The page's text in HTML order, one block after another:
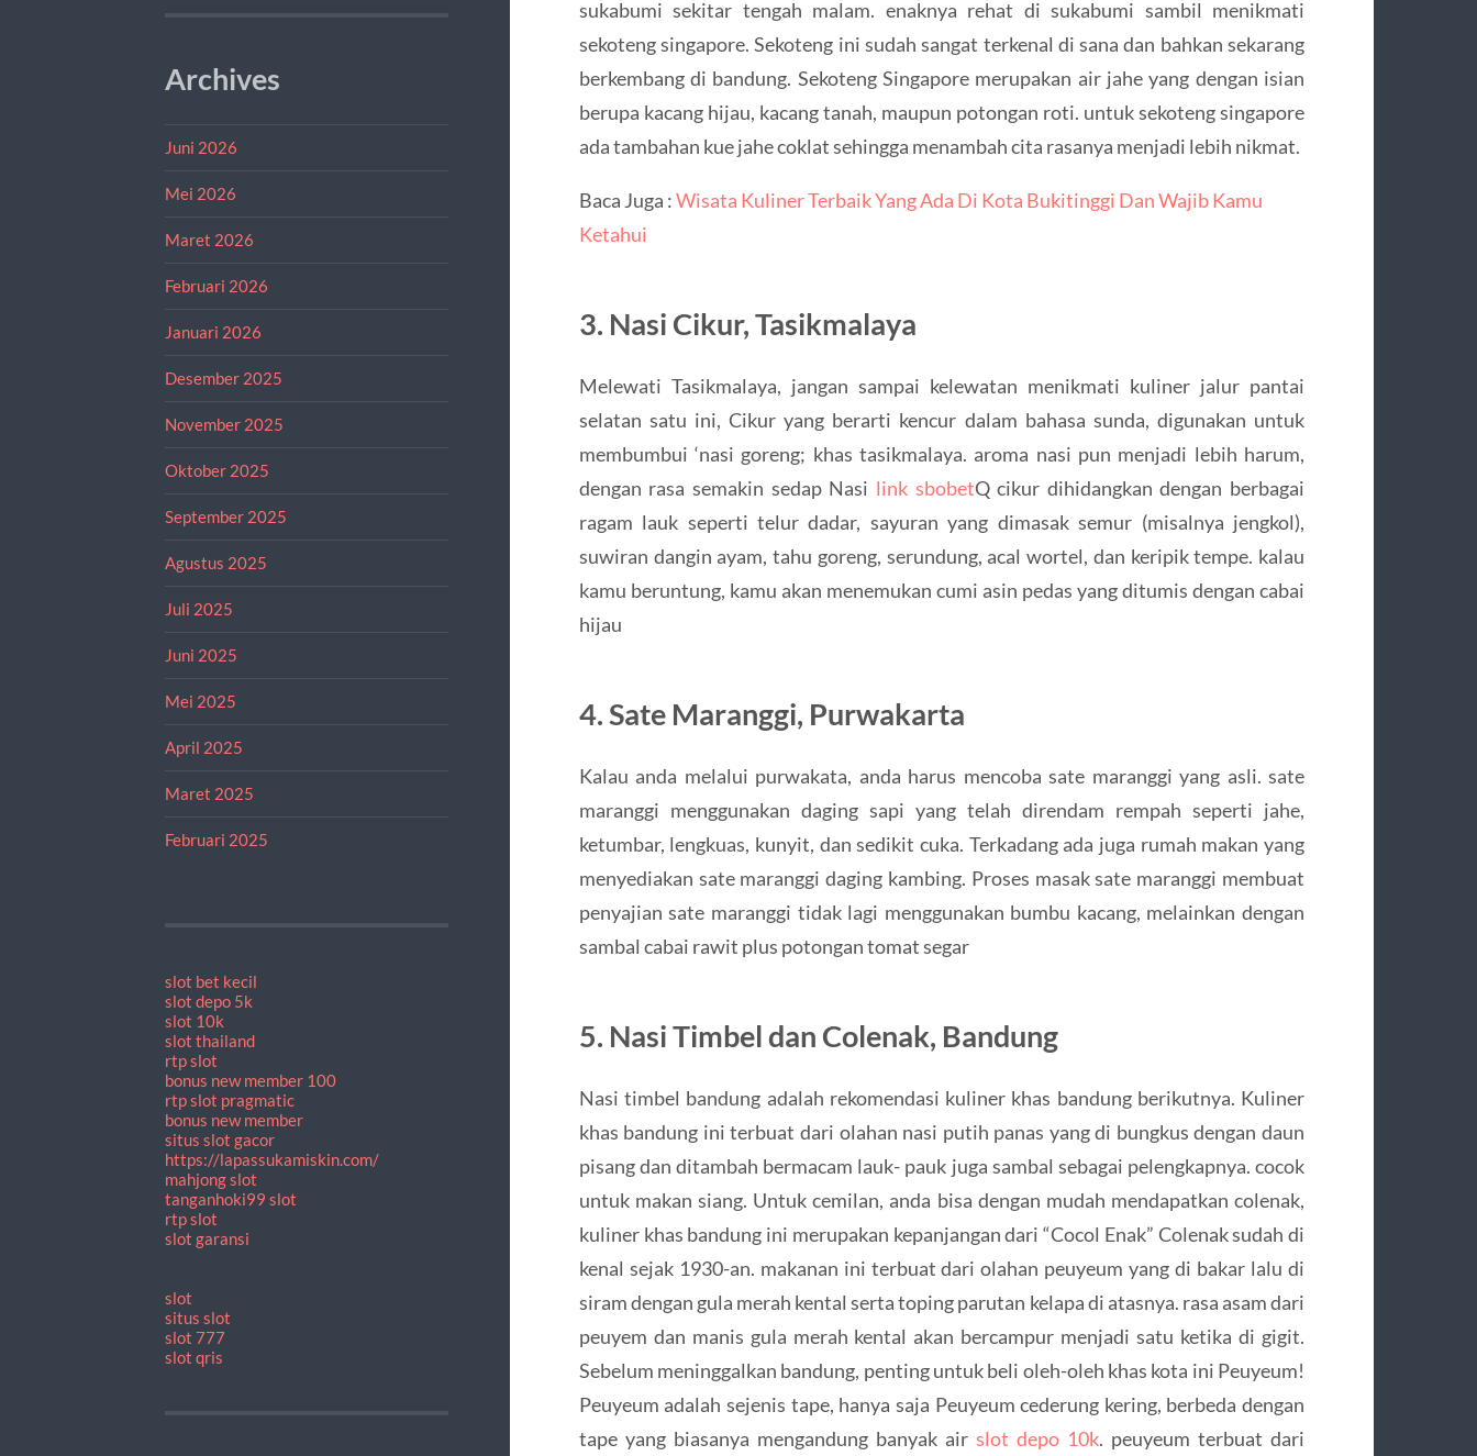
Archives
Juni 2026
Mei 2026
Maret 2026
Februari 2026
Januari 2026
Desember 2025
November 2025
Oktober 2025
September 2025
Agustus 2025
Juli 2025
Juni 2025
Mei 2025
April 2025
Maret 2025
Februari 2025
slot bet kecil
slot depo 5k
slot 10k
slot thailand
rtp slot
bonus new member 100
rtp slot pragmatic
bonus new member
situs slot gacor
https://lapassukamiskin.com/
mahjong slot
tanganhoki99 slot
rtp slot
slot garansi
slot
situs slot
slot 777
slot qris
sukabumi sekitar tengah malam. enaknya rehat di sukabumi sambil menikmati
sekoteng singapore. Sekoteng ini sudah sangat terkenal di sana dan bahkan sekarang
berkembang di bandung. Sekoteng Singapore merupakan air jahe yang dengan isian
berupa kacang hijau, kacang tanah, maupun potongan roti. untuk sekoteng singapore
ada tambahan kue jahe coklat sehingga menambah cita rasanya menjadi lebih nikmat.
Baca Juga :Wisata Kuliner Terbaik Yang Ada Di Kota Bukitinggi Dan Wajib Kamu
Ketahui
3. Nasi Cikur, Tasikmalaya
Melewati Tasikmalaya, jangan sampai kelewatan menikmati kuliner jalur pantai
selatan satu ini, Cikur yang berarti kencur dalam bahasa sunda, digunakan untuk
membumbui ‘nasi goreng; khas tasikmalaya. aroma nasi pun menjadi lebih harum,
dengan rasa semakin sedap Nasi link sbobetQ cikur dihidangkan dengan berbagai
ragam lauk seperti telur dadar, sayuran yang dimasak semur (misalnya jengkol),
suwiran dangin ayam, tahu goreng, serundung, acal wortel, dan keripik tempe. kalau
kamu beruntung, kamu akan menemukan cumi asin pedas yang ditumis dengan cabai
hijau
4. Sate Maranggi, Purwakarta
Kalau anda melalui purwakata, anda harus mencoba sate maranggi yang asli. sate
maranggi menggunakan daging sapi yang telah direndam rempah seperti jahe,
ketumbar, lengkuas, kunyit, dan sedikit cuka. Terkadang ada juga rumah makan yang
menyediakan sate maranggi daging kambing. Proses masak sate maranggi membuat
penyajian sate maranggi tidak lagi menggunakan bumbu kacang, melainkan dengan
sambal cabai rawit plus potongan tomat segar
5. Nasi Timbel dan Colenak, Bandung
Nasi timbel bandung adalah rekomendasi kuliner khas bandung berikutnya. Kuliner
khas bandung ini terbuat dari olahan nasi putih panas yang di bungkus dengan daun
pisang dan ditambah bermacam lauk- pauk juga sambal sebagai pelengkapnya. cocok
untuk makan siang. Untuk cemilan, anda bisa dengan mudah mendapatkan colenak,
kuliner khas bandung ini merupakan kepanjangan dari “Cocol Enak” Colenak sudah di
kenal sejak 1930-an. makanan ini terbuat dari olahan peuyeum yang di bakar lalu di
siram dengan gula merah kental serta toping parutan kelapa di atasnya. rasa asam dari
peuyem dan manis gula merah kental akan bercampur menjadi satu ketika di gigit.
Sebelum meninggalkan bandung, penting untuk beli oleh-oleh khas kota ini Peuyeum!
Peuyeum adalah sejenis tape, hanya saja Peuyeum cederung kering, berbeda dengan
tape yang biasanya mengandung banyak air slot depo 10k. peuyeum terbuat dari